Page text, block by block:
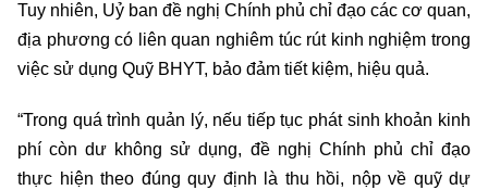
Tuy nhiên, Uỷ ban đề nghị Chính phủ chỉ đạo các cơ quan,
địa phương có liên quan nghiêm túc rút kinh nghiệm trong
việc sử dụng Quỹ BHYT, bảo đảm tiết kiệm, hiệu quả.
“Trong quá trình quản lý, nếu tiếp tục phát sinh khoản kinh
phí còn dư không sử dụng, đề nghị Chính phủ chỉ đạo
thực hiện theo đúng quy định là thu hồi, nộp về quỹ dự